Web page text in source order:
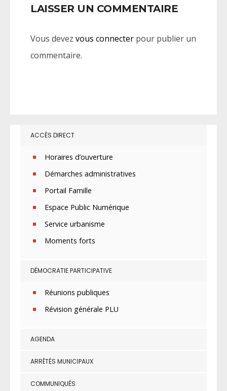
LAISSER UN COMMENTAIRE
Vous devez vous connecter pour publier un
commentaire.
ACCÈS DIRECT
Horaires d’ouverture
Démarches administratives
Portail Famille
Espace Public Numérique
Service urbanisme
Moments forts
DÉMOCRATIE PARTICIPATIVE
Réunions publiques
Révision générale PLU
AGENDA
ARRÊTÉS MUNICIPAUX
COMMUNIQUÉS